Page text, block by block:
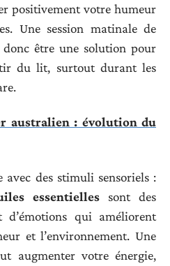
positivement votre humeur
Une session matinale de
être une solution pour
du lit, surtout durant les
australien : évolution du
avec des stimuli sensoriels :
essentiellessont des
d’émotions qui améliorent
et l’environnement. Une
augmenter votre énergie,